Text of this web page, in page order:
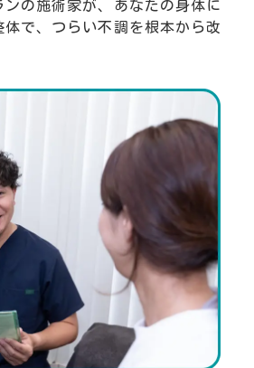
ンの施術家が、あなたの身体に
体で、つらい不調を根本から改